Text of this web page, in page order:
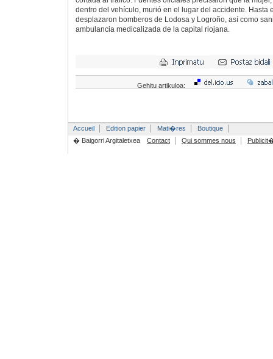
dentro del vehículo, murió en el lugar del accidente. Hasta
desplazaron bomberos de Lodosa y Logroño, así como
ambulancia medicalizada de la capital riojana.
Gehitu artikuloa:
Accueil Edition papier Mati�res
Boutique
� Baigorri Argitaletxea
Contact Qui sommes nous